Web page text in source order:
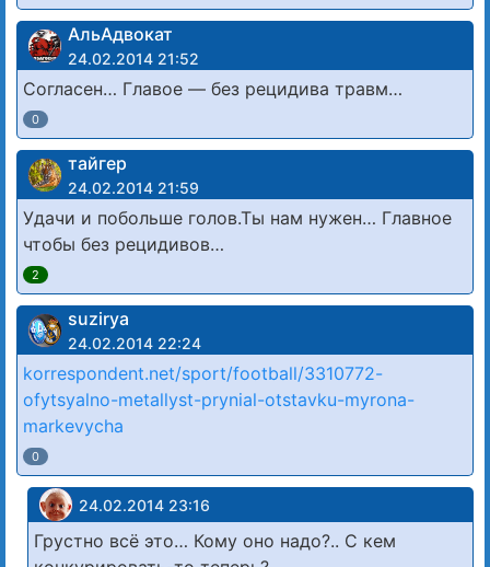
АльАдвокат
24.02.2014 21:52
Согласен… Главое — без рецидива травм…
0
тайгер
24.02.2014 21:59
Удачи и побольше голов.Ты нам нужен… Главное
чтобы без рецидивов…
2
suzirya
24.02.2014 22:24
korrespondent.net/sport/football/3310772-
ofytsyalno-metallyst-prynial-otstavku-myrona-
markevycha
0
24.02.2014 23:16
Грустно всё это… Кому оно надо?.. С кем